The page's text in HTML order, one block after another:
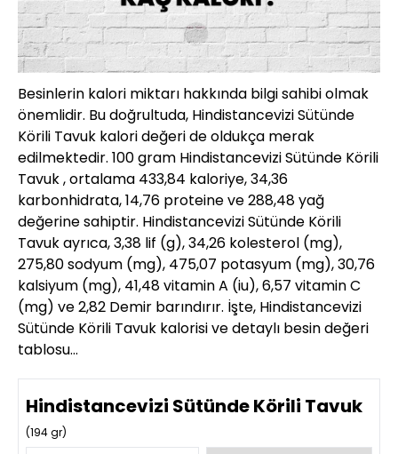
Besinlerin kalori miktarı hakkında bilgi sahibi olmak
önemlidir. Bu doğrultuda, Hindistancevizi Sütünde
Körili Tavuk kalori değeri de oldukça merak
edilmektedir. 100 gram Hindistancevizi Sütünde Körili
Tavuk , ortalama 433,84 kaloriye, 34,36
karbonhidrata, 14,76 proteine ve 288,48 yağ
değerine sahiptir. Hindistancevizi Sütünde Körili
Tavuk ayrıca, 3,38 lif (g), 34,26 kolesterol (mg),
275,80 sodyum (mg), 475,07 potasyum (mg), 30,76
kalsiyum (mg), 41,48 vitamin A (iu), 6,57 vitamin C
(mg) ve 2,82 Demir barındırır. İşte, Hindistancevizi
Sütünde Körili Tavuk kalorisi ve detaylı besin değeri
tablosu…
Hindistancevizi Sütünde Körili Tavuk
(194gr)